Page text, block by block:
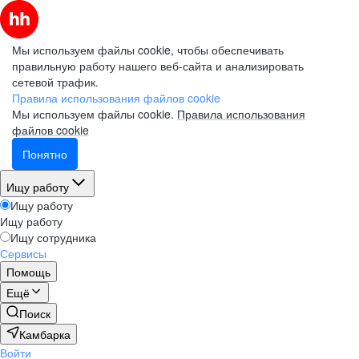
Мы используем файлы cookie, чтобы обеспечивать
правильную работу нашего веб-сайта и анализировать
сетевой трафик.
Правила использования файлов cookie
Мы используем файлы cookie. Правила использования
файлов cookie
Понятно
Ищу работу
Ищу работу
Ищу работу
Ищу сотрудника
Сервисы
Помощь
Ещё
Поиск
Камбарка
Войти